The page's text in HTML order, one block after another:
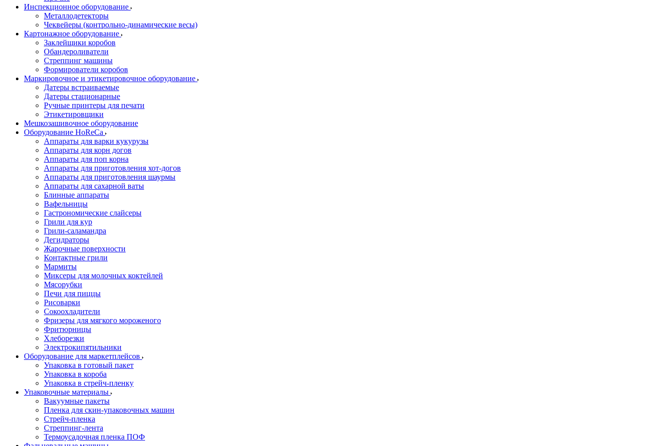
Инспекционное оборудование
Металлодетекторы
Чеквейеры (контрольно-динамические весы)
Картонажное оборудование
Заклейщики коробов
Обандероливатели
Стреппинг машины
Формирователи коробов
Маркировочное и этикетировочное оборудование
Датеры встраиваемые
Датеры стационарные
Ручные принтеры для печати
Этикетировщики
Мешкозашивочное оборудование
Оборудование HoReCa
Аппараты для варки кукурузы
Аппараты для корн догов
Аппараты для поп корна
Аппараты для приготовления хот-догов
Аппараты для приготовления шаурмы
Аппараты для сахарной ваты
Блинные аппараты
Вафельницы
Гастрономические слайсеры
Грили для кур
Грили-саламандра
Дегидраторы
Жарочные поверхности
Контактные грили
Мармиты
Миксеры для молочных коктейлей
Мясорубки
Печи для пиццы
Рисоварки
Сокоохладители
Фризеры для мягкого мороженого
Фритюрницы
Хлеборезки
Электрокипятильники
Оборудование для маркетплейсов
Упаковка в готовый пакет
Упаковка в короба
Упаковка в стрейч-пленку
Упаковочные материалы
Вакуумные пакеты
Пленка для скин-упаковочных машин
Стрейч-пленка
Стреппинг-лента
Термоусадочная пленка ПОФ